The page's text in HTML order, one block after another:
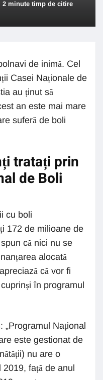
2 minute timp de citire
de inimă. Cel
Casei Naționale de
au ținut să
an este mai mare
suferă de boli
tratați prin
de Boli
cu boli
172 de milioane de
că nici nu se
alocată
că vor fi
în programul
„Programul Național
este gestionat de
nu are o
față de anul